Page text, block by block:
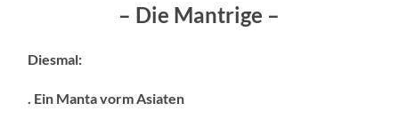
– Die Mantrige –
Diesmal:
. Ein Manta vorm Asiaten